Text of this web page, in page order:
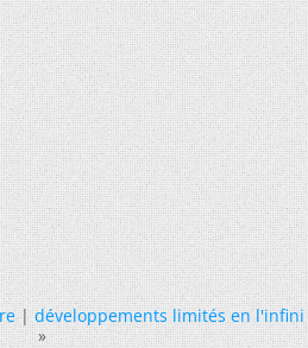
|développements limités en l'infini
»